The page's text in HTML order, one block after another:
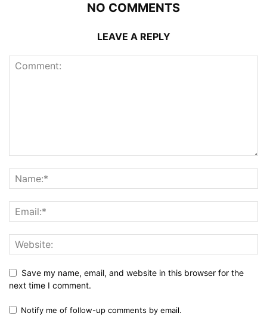
NO COMMENTS
LEAVE A REPLY
Save my name, email, and website in this browser for the
next time I comment.
Notify me of follow-up comments by email.